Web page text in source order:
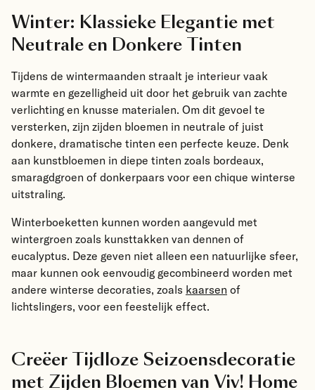
Winter: Klassieke Elegantie met
Neutrale en Donkere Tinten
Tijdens de wintermaanden straalt je interieur vaak
warmte en gezelligheid uit door het gebruik van zachte
verlichting en knusse materialen. Om dit gevoel te
versterken, zijn zijden bloemen in neutrale of juist
donkere, dramatische tinten een perfecte keuze. Denk
aan kunstbloemen in diepe tinten zoals bordeaux,
smaragdgroen of donkerpaars voor een chique winterse
uitstraling.
Winterboeketten kunnen worden aangevuld met
wintergroen zoals kunsttakken van dennen of
eucalyptus. Deze geven niet alleen een natuurlijke sfeer,
maar kunnen ook eenvoudig gecombineerd worden met
andere winterse decoraties, zoals kaarsen of
lichtslingers, voor een feestelijk effect.
Creëer Tijdloze Seizoensdecoratie
met Zijden Bloemen van Viv! Home